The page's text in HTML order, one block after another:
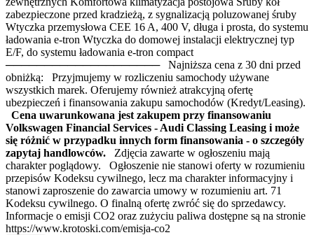
zabezpieczone przed kradzieżą, z sygnalizacją poluzowanej śruby
Wtyczka przemysłowa CEE 16 A, 400 V, długa i prosta, do systemu
ładowania e-tron Wtyczka do domowej instalacji elektrycznej typ
E/F, do systemu ładowania e-tron compact
──────────────────── Najniższa cena z 30 dni przed
obniżką: Przyjmujemy w rozliczeniu samochody używane
wszystkich marek. Oferujemy również atrakcyjną ofertę
ubezpieczeń i finansowania zakupu samochodów (Kredyt/Leasing).
Cena uwarunkowana jest zakupem przy finansowaniu
Volkswagen Financial Services - Audi Classing Leasing i może
się różnić w przypadku innych form finansowania - o szczegóły
zapytaj handlowców. Zdjęcia zawarte w ogłoszeniu mają
charakter poglądowy. Ogłoszenie nie stanowi oferty w rozumieniu
przepisów Kodeksu cywilnego, lecz ma charakter informacyjny i
stanowi zaproszenie do zawarcia umowy w rozumieniu art. 71
Kodeksu cywilnego. O finalną ofertę zwróć się do sprzedawcy.
Informacje o emisji CO2 oraz zużyciu paliwa dostępne są na stronie
https://www.krotoski.com/emisja-co2